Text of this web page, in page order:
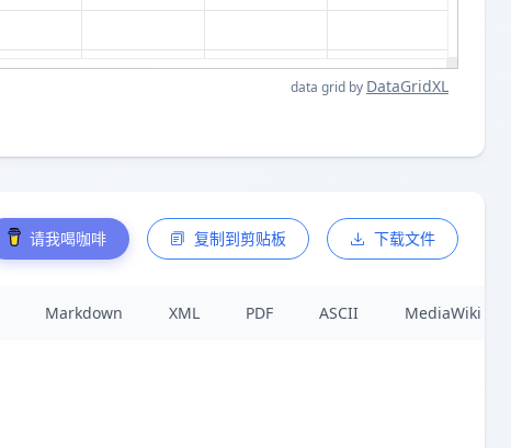
data grid by DataGridXL
请我喝咖啡 复制到剪贴板 下载文件
Markdown XML PDF ASCII MediaWiki